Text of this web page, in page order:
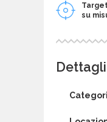
su